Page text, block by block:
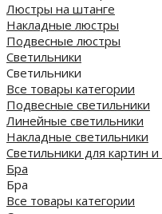
Люстры на штанге
Накладные люстры
Подвесные люстры
Светильники
Светильники
Все товары категории
Подвесные светильники
Линейные светильники
Накладные светильники
Светильники для картин и
Бра
Бра
Все товары категории